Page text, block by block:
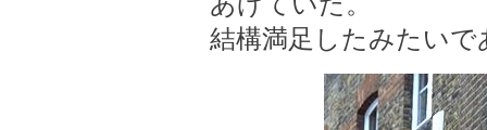
結構満足したみたい